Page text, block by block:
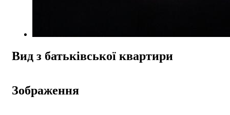
Вид з батьківської квартири
Зображення